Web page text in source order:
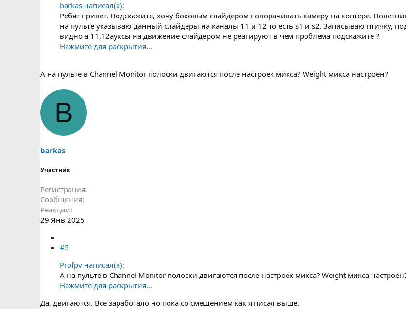
barkas написал(а):
Ребят привет. Подскажите, хочу боковым слайдером поворачивать камеру на коптере.
на пульте указываю данный слайдеры на каналы 11 и 12 то есть s1 и s2. Записываю птичку,
видно а 11,12ауксы на движение слайдером не реагируют в чем проблема подскажите ?
Нажмите для раскрытия...
А на пульте в Channel Monitor полоски двигаются после настроек микса? Weight микса настроен?
B
barkas
Участник
Регистрация
Сообщения
Реакции
29 Янв 2025
#5
Profpv написал(а):
А на пульте в Channel Monitor полоски двигаются после настроек микса? Weight микса
Нажмите для раскрытия...
Да, двигаются. Все заработало но пока со смещением как я писал выше.